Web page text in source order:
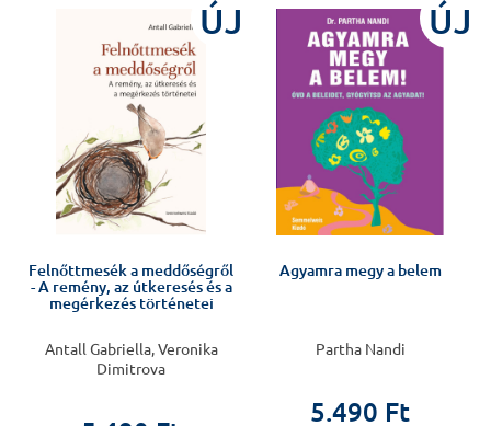
ÚJ
Felnőttmesék a meddőségről
- A remény, az útkeresés és a
megérkezés történetei
Antall Gabriella, Veronika
Dimitrova
ÚJ
Agyamra megy a belem
Partha Nandi
5.490 Ft